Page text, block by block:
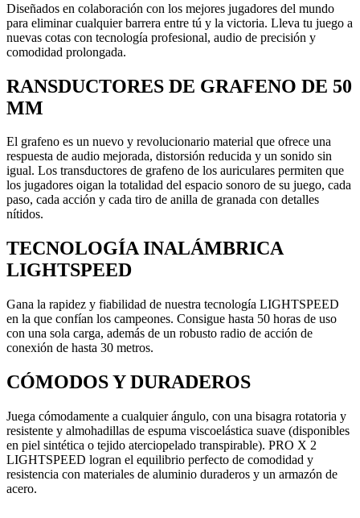
Diseñados en colaboración con los mejores jugadores del mundo
para eliminar cualquier barrera entre tú y la victoria. Lleva tu juego a
nuevas cotas con tecnología profesional, audio de precisión y
comodidad prolongada.
RANSDUCTORES DE GRAFENO DE 50
MM
El grafeno es un nuevo y revolucionario material que ofrece una
respuesta de audio mejorada, distorsión reducida y un sonido sin
igual. Los transductores de grafeno de los auriculares permiten que
los jugadores oigan la totalidad del espacio sonoro de su juego, cada
paso, cada acción y cada tiro de anilla de granada con detalles
nítidos.
TECNOLOGÍA INALÁMBRICA
LIGHTSPEED
Gana la rapidez y fiabilidad de nuestra tecnología LIGHTSPEED
en la que confían los campeones. Consigue hasta 50 horas de uso
con una sola carga, además de un robusto radio de acción de
conexión de hasta 30 metros.
CÓMODOS Y DURADEROS
Juega cómodamente a cualquier ángulo, con una bisagra rotatoria y
resistente y almohadillas de espuma viscoelástica suave (disponibles
en piel sintética o tejido aterciopelado transpirable). PRO X 2
LIGHTSPEED logran el equilibrio perfecto de comodidad y
resistencia con materiales de aluminio duraderos y un armazón de
acero.